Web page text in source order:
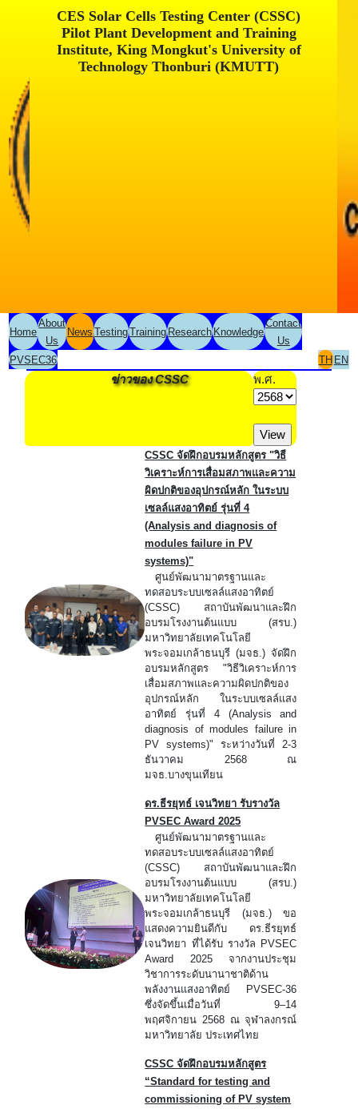
CES Solar Cells Testing Center (CSSC)
Pilot Plant Development and Training
Institute, King Mongkut's University of
Technology Thonburi (KMUTT)
Home
About
Us
News TestingTrainingResearchKnowledge
Contact
Us
PVSEC36
TH EN
ข่าวของ CSSC พ.ศ.
CSSC จัดฝึกอบรมหลักสูตร "วิธี
วิเคราะห์การเสื่อมสภาพและความ
ผิดปกติของอุปกรณ์หลัก ในระบบ
เซลล์แสงอาทิตย์ รุ่นที่ 4
(Analysis and diagnosis of
modules failure in PV
systems)"
ศูนย์พัฒนามาตรฐานและ
ทดสอบระบบเซลล์แสงอาทิตย์
(CSSC) สถาบันพัฒนาและฝึก
อบรมโรงงานต้นแบบ (สรบ.)
มหาวิทยาลัยเทคโนโลยี
พระจอมเกล้าธนบุรี (มจธ.) จัดฝึก
อบรมหลักสูตร "วิธีวิเคราะห์การ
เสื่อมสภาพและความผิดปกติของ
อุปกรณ์หลัก ในระบบเซลล์แสง
อาทิตย์ รุ่นที่ 4 (Analysis and
diagnosis of modules failure in
PV systems)" ระหว่างวันที่ 2-3
ธันวาคม 2568 ณ
มจธ.บางขุนเทียน
ดร.ธีรยุทธ์ เจนวิทยา รับรางวัล
PVSEC Award 2025
ศูนย์พัฒนามาตรฐานและ
ทดสอบระบบเซลล์แสงอาทิตย์
(CSSC) สถาบันพัฒนาและฝึก
อบรมโรงงานต้นแบบ (สรบ.)
มหาวิทยาลัยเทคโนโลยี
พระจอมเกล้าธนบุรี (มจธ.) ขอ
แสดงความยินดีกับ ดร.ธีรยุทธ์
เจนวิทยา ที่ได้รับ รางวัล PVSEC
Award 2025 จากงานประชุม
วิชาการระดับนานาชาติด้าน
พลังงานแสงอาทิตย์ PVSEC-36
ซึ่งจัดขึ้นเมื่อวันที่ 9–14
พฤศจิกายน 2568 ณ จุฬาลงกรณ์
มหาวิทยาลัย ประเทศไทย
CSSC จัดฝึกอบรมหลักสูตร
“Standard for testing and
commissioning of PV system